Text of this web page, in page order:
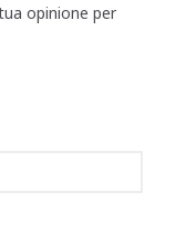
opinione per